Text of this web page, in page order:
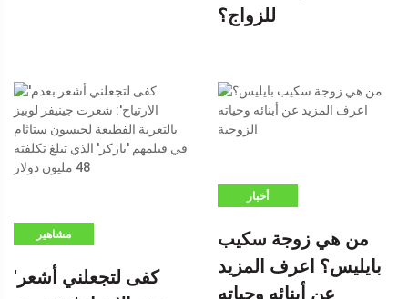
للزواج؟
مشاهير
'كفى لتجعلني أشعر
أخبار
من هي زوجة سكيب
بايليس؟ اعرف المزيد
عن أبنائه وحياته